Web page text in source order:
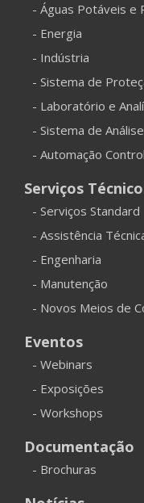
- Águas Potáveis e
- Energia
- Indústria
- Sistema de
- Laboratório e
- Sistema de
- Automação
Serviços
- Serviços Standard
- Assistência
- Engenharia
- Manutenção
- Novos Meios de
Eventos
- Webinars
- Exposições
- Workshops
Documentação
- Brochuras